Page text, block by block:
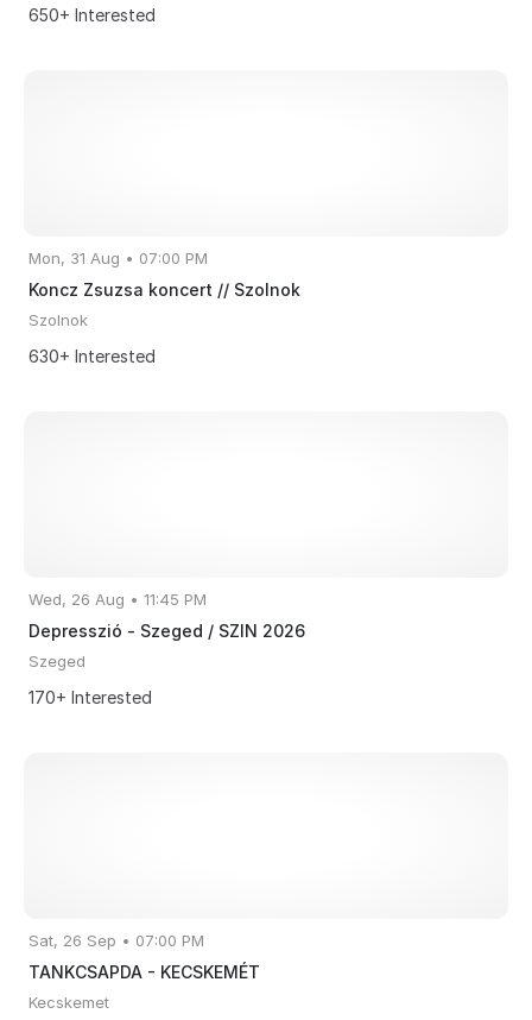
650+ Interested
Mon, 31 Aug • 07:00 PM
Koncz Zsuzsa koncert // Szolnok
Szolnok
630+ Interested
Wed, 26 Aug • 11:45 PM
Depresszió - Szeged / SZIN 2026
Szeged
170+ Interested
Sat, 26 Sep • 07:00 PM
TANKCSAPDA - KECSKEMÉT
Kecskemet